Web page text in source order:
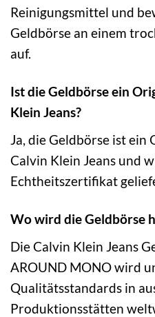
Reinigungsmittel und
Geldbörse an einem
auf.
Ist die Geldbörse ein
Klein Jeans?
Ja, die Geldbörse ist
Calvin Klein Jeans und
Echtheitszertifikat
Wo wird die Geldbörse
Die Calvin Klein Jeans
AROUND MONO wird
Qualitätsstandards in
Produktionsstätten